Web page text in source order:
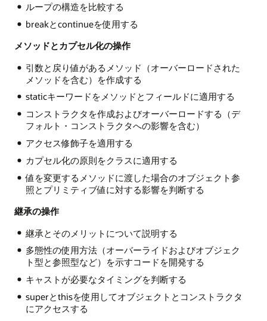
ループの構造を比較する
breakとcontinueを使用する
メソッドとカプセル化の操作
引数と戻り値があるメソッド（オーバーロードされた
メソッドを含む）を作成する
staticキーワードをメソッドとフィールドに適用する
コンストラクタを作成およびオーバーロードする（デ
フォルト・コンストラクタへの影響を含む）
アクセス修飾子を適用する
カプセル化の原則をクラスに適用する
値を変更するメソッドに渡した場合のオブジェクト参
照とプリミティブ値に対する影響を判断する
継承の操作
継承とそのメリットについて説明する
多態性の使用方法（オーバーライドおよびオブジェク
ト型と参照型など）を示すコードを開発する
キャストが必要なタイミングを判断する
superとthisを使用してオブジェクトとコンストラクタ
にアクセスする